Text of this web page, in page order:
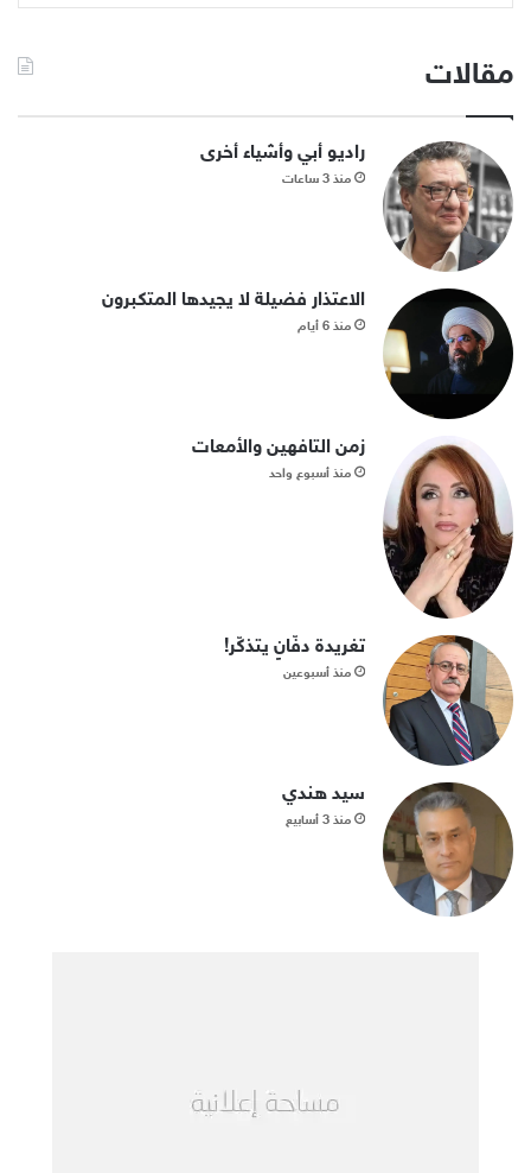
مقالات
راديو أبي وأشياء أخرى
منذ 3 ساعات
الاعتذار فضيلة لا يجيدها المتكبرون
منذ 6 أيام
زمن التافهين والأمعات
منذ أسبوع واحد
تغريدة دفّانٍ يتذكّر!
منذ أسبوعين
سيد هندي
منذ 3 أسابيع